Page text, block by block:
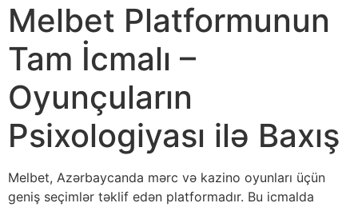
Melbet Platformunun
Tam İcmalı –
Oyunçuların
Psixologiyası ilə Baxış
Melbet, Azərbaycanda mərc və kazino oyunları üçün
geniş seçimlər təklif edən platformadır. Bu icmalda